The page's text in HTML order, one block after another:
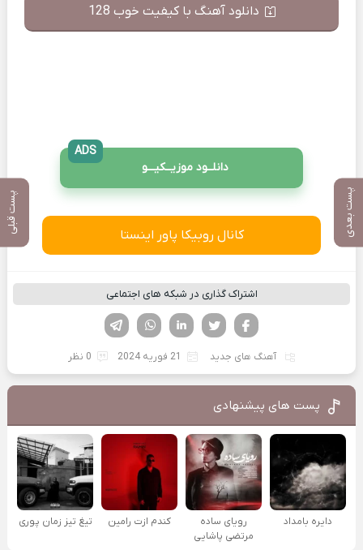
پست بعدی پست قبلی
دانلود آهنگ با کیفیت خوب 128
دانلــود موزیــکیـــو
ADS
کانال روبیکا پاور اینستا
اشتراک گذاری در شبکه های اجتماعی
لینکدین تویتر
فیسوک
آهنگ های جدید 21 فوریه 2024 0 نظر
پست های پیشنهادی
دایره بامداد
رویای ساده
مرتضی پاشایی
کندم ازت رامین تیغ تیز زمان پوری